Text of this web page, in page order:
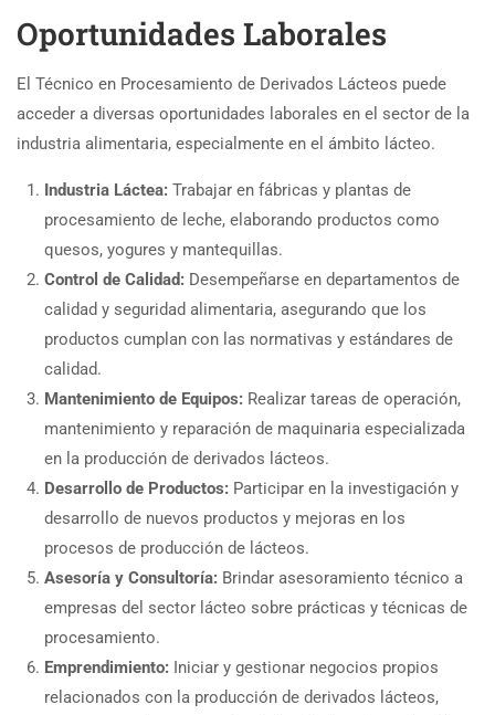
Oportunidades Laborales
El Técnico en Procesamiento de Derivados Lácteos puede
acceder a diversas oportunidades laborales en el sector de la
industria alimentaria, especialmente en el ámbito lácteo.
Industria Láctea: Trabajar en fábricas y plantas de
procesamiento de leche, elaborando productos como
quesos, yogures y mantequillas.
Control de Calidad: Desempeñarse en departamentos de
calidad y seguridad alimentaria, asegurando que los
productos cumplan con las normativas y estándares de
calidad.
Mantenimiento de Equipos: Realizar tareas de operación,
mantenimiento y reparación de maquinaria especializada
en la producción de derivados lácteos.
Desarrollo de Productos: Participar en la investigación y
desarrollo de nuevos productos y mejoras en los
procesos de producción de lácteos.
Asesoría y Consultoría: Brindar asesoramiento técnico a
empresas del sector lácteo sobre prácticas y técnicas de
procesamiento.
Emprendimiento: Iniciar y gestionar negocios propios
relacionados con la producción de derivados lácteos,